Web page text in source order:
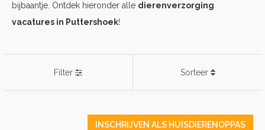
bijbaantje. Ontdek hieronder alle dierenverzorging
vacatures in Puttershoek!
Filter Sorteer
INSCHRIJVEN ALS HUISDIERENOPPAS